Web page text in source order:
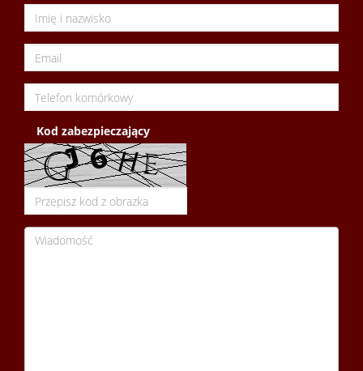
Kod zabezpieczający